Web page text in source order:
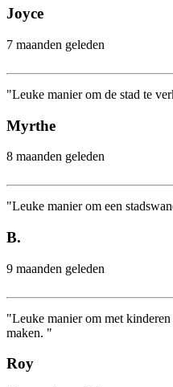
Joyce
7 maanden geleden
"Leuke manier om de stad te
Myrthe
8 maanden geleden
"Leuke manier om een
B.
9 maanden geleden
"Leuke manier om met
maken. "
Roy